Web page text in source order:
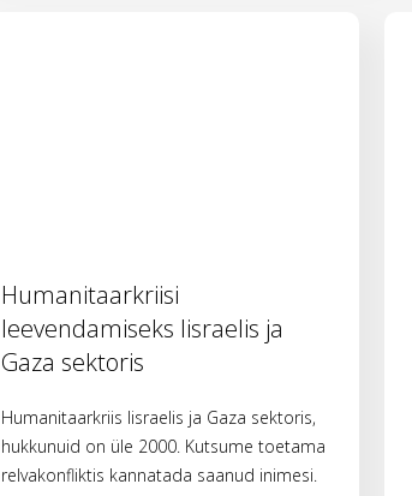
Humanitaarkriisi
leevendamiseks Iisraelis ja
Gaza sektoris
Humanitaarkriis Iisraelis ja Gaza sektoris,
hukkunuid on üle 2000. Kutsume toetama
relvakonfliktis kannatada saanud inimesi.